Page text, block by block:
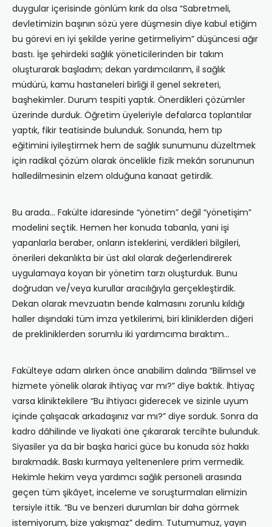
duygular içerisinde gönlüm kırık da olsa “Sabretmeli,
devletimizin başının sözü yere düşmesin diye kabul etiğim
bu görevi en iyi şekilde yerine getirmeliyim” düşüncesi ağır
bastı. İşe şehirdeki sağlık yöneticilerinden bir takım
oluşturarak başladım; dekan yardımcılarım, il sağlık
müdürü, kamu hastaneleri birliği il genel sekreteri,
başhekimler. Durum tespiti yaptık. Önerdikleri çözümler
üzerinde durduk. Öğretim üyeleriyle defalarca toplantılar
yaptık, fikir teatisinde bulunduk. Sonunda, hem tıp
eğitimini iyileştirmek hem de sağlık sunumunu düzeltmek
için radikal çözüm olarak öncelikle fizik mekân sorununun
halledilmesinin elzem olduğuna kanaat getirdik.
Bu arada… Fakülte idaresinde “yönetim” değil “yönetişim”
modelini seçtik. Hemen her konuda tabanla, yani işi
yapanlarla beraber, onların isteklerini, verdikleri bilgileri,
önerileri dekanlıkta bir üst akıl olarak değerlendirerek
uygulamaya koyan bir yönetim tarzı oluşturduk. Bunu
doğrudan ve/veya kurullar aracılığıyla gerçekleştirdik.
Dekan olarak mevzuatın bende kalmasını zorunlu kıldığı
haller dışındaki tüm imza yetkilerimi, biri kliniklerden diğeri
de prekliniklerden sorumlu iki yardımcıma bıraktım…
Fakülteye adam alırken önce anabilim dalında “Bilimsel ve
hizmete yönelik olarak ihtiyaç var mı?” diye baktık. İhtiyaç
varsa kliniktekilere “Bu ihtiyacı giderecek ve sizinle uyum
içinde çalışacak arkadaşınız var mı?” diye sorduk. Sonra da
kadro dâhilinde ve liyakati öne çıkararak tercihte bulunduk.
Siyasiler ya da bir başka harici güce bu konuda söz hakkı
bırakmadık. Baskı kurmaya yeltenenlere prim vermedik.
Hekimle hekim veya yardımcı sağlık personeli arasında
geçen tüm şikâyet, inceleme ve soruşturmaları elimizin
tersiyle ittik. “Bu ve benzeri durumları bir daha görmek
istemiyorum, bize yakışmaz” dedim. Tutumumuz, yayın